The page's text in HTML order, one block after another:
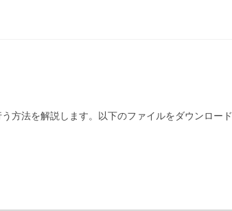
方法を解説します。以下のファイルをダウンロード